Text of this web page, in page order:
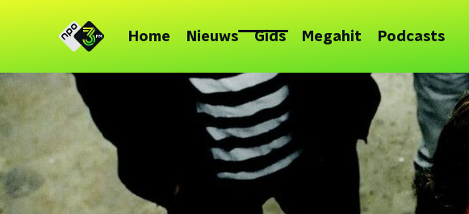
Home Nieuws Gids Megahit Podcasts